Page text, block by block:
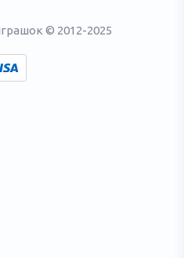
© 2012-2025